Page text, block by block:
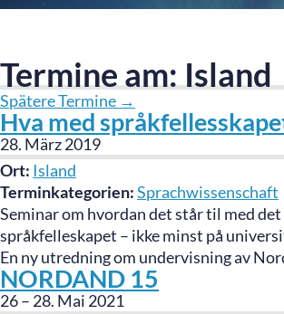
Termine am:Island
Spätere Termine →
Hva med
28. März 2019
Ort: Island
Terminkategorien:Sprachwissenschaft
Seminar om hvordan det står til med
språkfelleskapet – ikke minst på
En ny utredning om undervisning av
NORDAND 15
26– 28. Mai 2021